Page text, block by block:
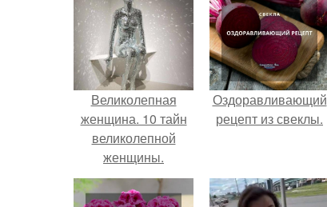
Великолепная
женщина. 10 тайн
великолепной
женщины.
Оздоравливающий
рецепт из свеклы.